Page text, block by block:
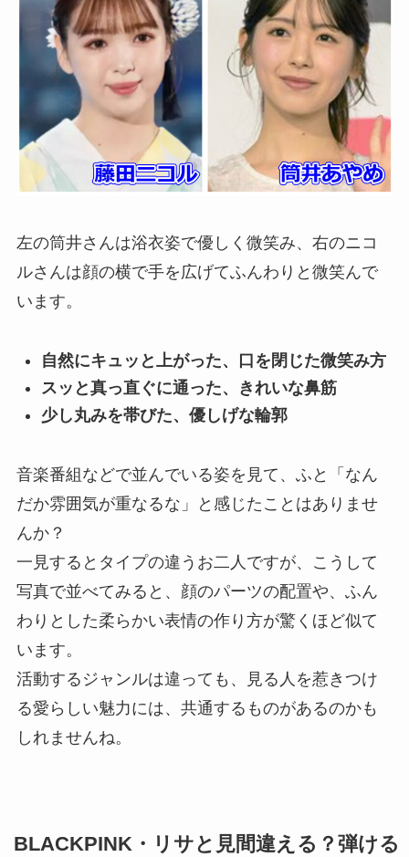
左の筒井さんは浴衣姿で優しく微笑み、右のニコ
ルさんは顔の横で手を広げてふんわりと微笑んで
います。
自然にキュッと上がった、口を閉じた微笑み方
スッと真っ直ぐに通った、きれいな鼻筋
少し丸みを帯びた、優しげな輪郭
音楽番組などで並んでいる姿を見て、ふと「なん
だか雰囲気が重なるな」と感じたことはありませ
んか？
一見するとタイプの違うお二人ですが、こうして
写真で並べてみると、顔のパーツの配置や、ふん
わりとした柔らかい表情の作り方が驚くほど似て
います。
活動するジャンルは違っても、見る人を惹きつけ
る愛らしい魅力には、共通するものがあるのかも
しれませんね。
BLACKPINK・リサと見間違える？弾ける